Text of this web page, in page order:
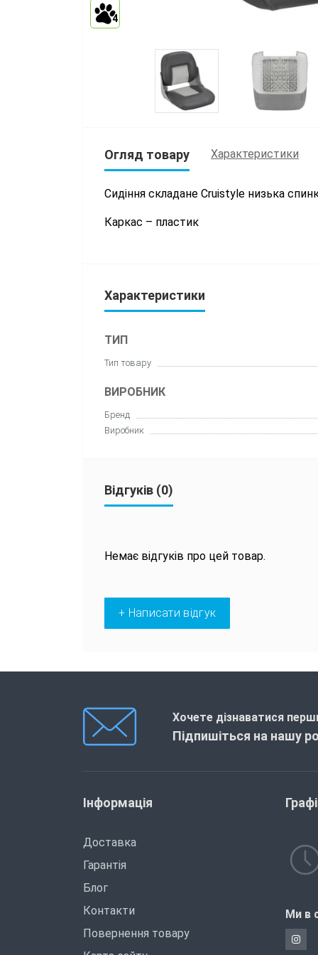
4
Огляд товару Характеристики
Сидіння складане Cruistyle низька
Каркас – пластик
Характеристики
ТИП
Тип товару
ВИРОБНИК
Бренд
Виробник
Відгуків (0)
Немає відгуків про цей товар.
+ Написати відгук
Хочете дізнаватися
Підпишіться на нашу
Інформація
Доставка
Гарантія
Блог
Контакти
Повернення товару
Ми в